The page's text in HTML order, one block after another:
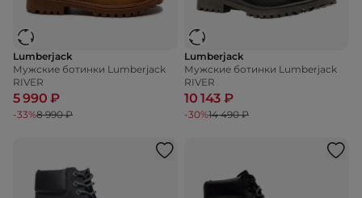
Lumberjack
Мужские ботинки Lumberjack
RIVER
5 990 ₽
-33%8 990 ₽
Lumberjack
Мужские ботинки Lumberjack
RIVER
10 143 ₽
-30%14 490 ₽